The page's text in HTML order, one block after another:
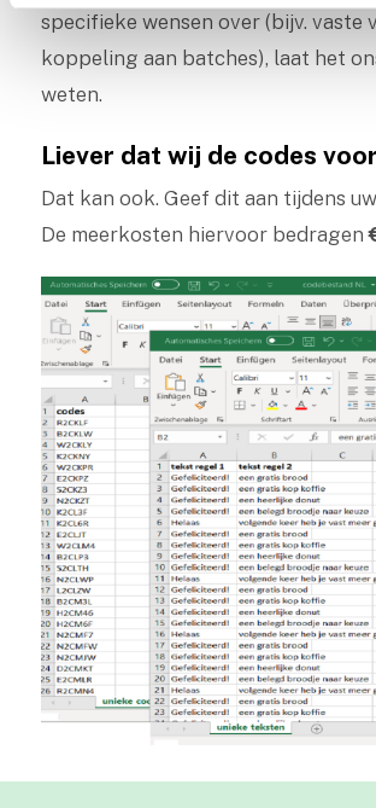
specifieke wensen over (bijv. vaste
koppeling aan batches), laat het
weten.
Liever dat wij de codes
Dat kan ook. Geef dit aan tijdens
De meerkosten hiervoor bedragen